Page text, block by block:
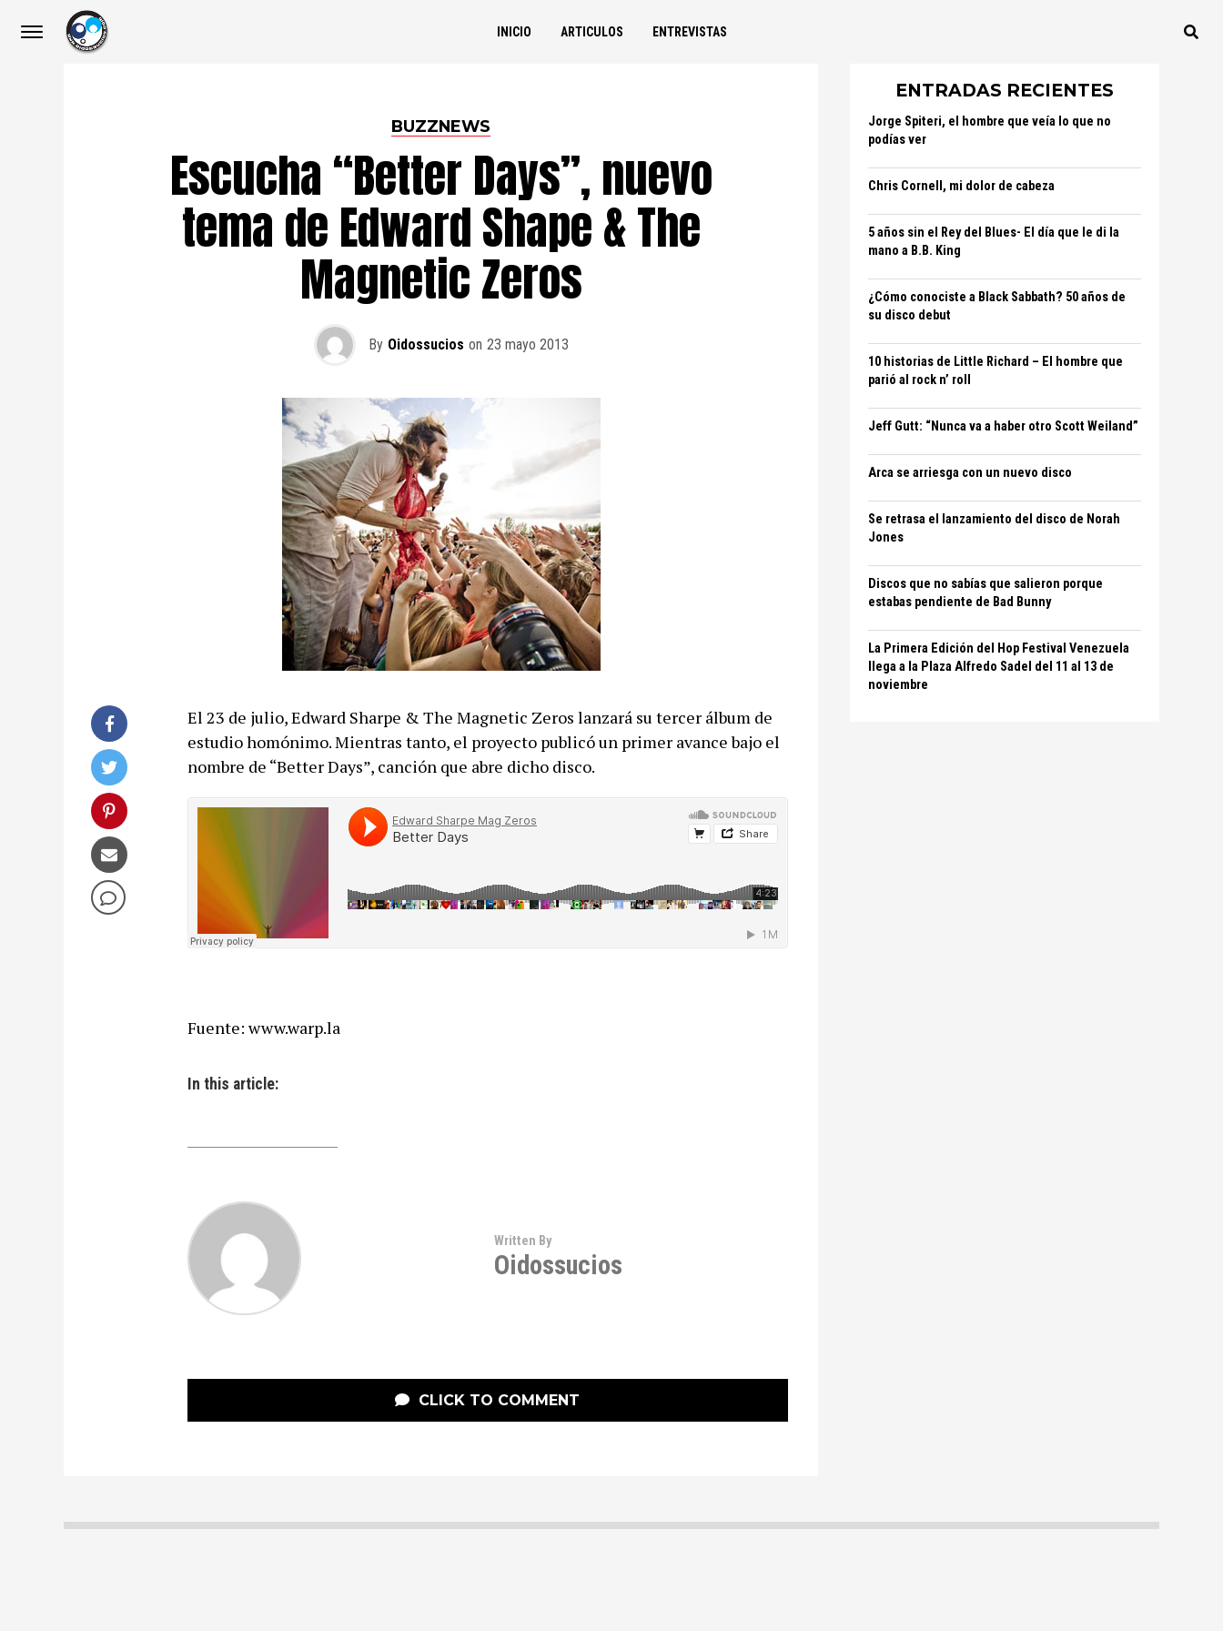
INICIO ARTICULOS ENTREVISTAS
BUZZNEWS
Escucha “Better Days”, nuevo
tema de Edward Shape & The
Magnetic Zeros
By Oidossucios on 23 mayo 2013
El 23 de julio, Edward Sharpe & The Magnetic Zeros lanzará su tercer álbum de
estudio homónimo. Mientras tanto, el proyecto publicó un primer avance bajo el
nombre de “Better Days”, canción que abre dicho disco.
Fuente: www.warp.la
In this article:
Written By
Oidossucios
CLICK TO COMMENT
ENTRADAS RECIENTES
Jorge Spiteri, el hombre que veía lo que no
podías ver
Chris Cornell, mi dolor de cabeza
5 años sin el Rey del Blues- El día que le di la
mano a B.B. King
¿Cómo conociste a Black Sabbath? 50 años de
su disco debut
10 historias de Little Richard – El hombre que
parió al rock n’ roll
Jeff Gutt: “Nunca va a haber otro Scott Weiland”
Arca se arriesga con un nuevo disco
Se retrasa el lanzamiento del disco de Norah
Jones
Discos que no sabías que salieron porque
estabas pendiente de Bad Bunny
La Primera Edición del Hop Festival Venezuela
llega a la Plaza Alfredo Sadel del 11 al 13 de
noviembre